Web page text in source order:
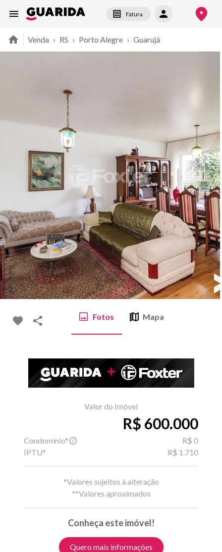
Fatura
Venda › RS › Porto Alegre › Guarujá
Fotos Mapa
Valor do Imóvel
R$ 600.000
Condomínio*
R$ 0
IPTU*
R$ 1.710
*Valores sujeitos à alteração
**Valores aproximados
Conheça este imóvel!
Quero mais informações